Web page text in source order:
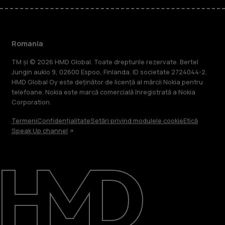
Despre
Repară, reutilizează, reciclează
Asistență
Romania
TM și © 2026 HMD Global. Toate drepturile rezervate. Bertel
Jungin aukio 9, 02600 Espoo, Finlanda. ID societate 2724044-2.
HMD Global Oy este deținător de licență al mărcii Nokia pentru
telefoane. Nokia este marcă comercială înregistrată a Nokia
Corporation.
TermeniConfidențialitateSetări privind modulele cookieEtică
Speak Up channel